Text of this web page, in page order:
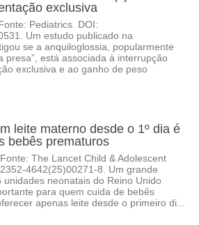
exclusiva
Pediatrics. DOI:
Um estudo publicado na
se a anquiloglossia, popularmente
presa”, está associada à interrupção
exclusiva e ao ganho de peso
leite materno desde o 1º dia é
bebês prematuros
The Lancet Child & Adolescent
4642(25)00271-8. Um grande
neonatais do Reino Unido
para quem cuida de bebês
apenas leite desde o primeiro di...